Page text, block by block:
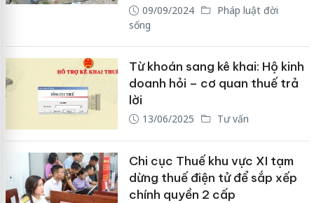
09/09/2024
Pháp luật đời
sống
Từ khoán sang kê khai: Hộ kinh
doanh hỏi – cơ quan thuế trả
lời
13/06/2025 Tư vấn
Chi cục Thuế khu vực XI tạm
dừng thuế điện tử để sắp xếp
chính quyền 2 cấp